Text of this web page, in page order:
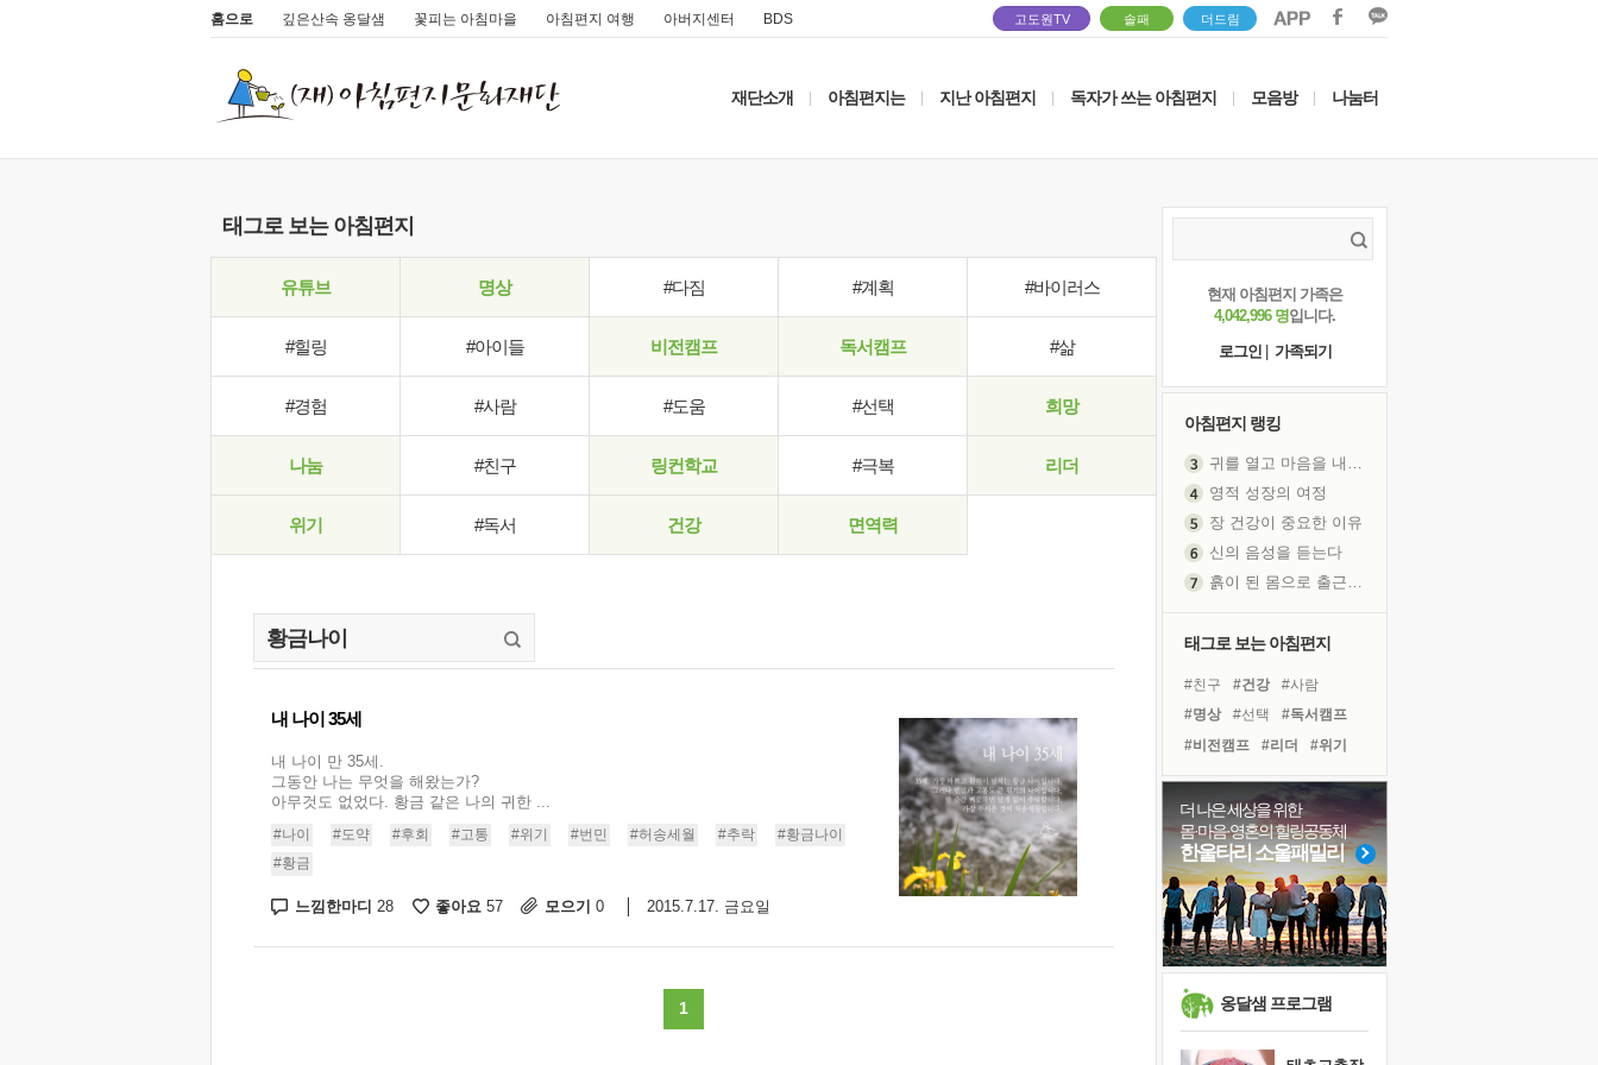
홈으로 깊은산속 옹달샘 꽃피는 아침마을 아침편지 여행 아버지센터 BDS 고도원TV 솔패 더드림
재단소개 아침편지는 지난 아침편지 독자가 쓰는 아침편지 모음방 나눔터
태그로 보는 아침편지
유튜브 명상 #다짐 #계획 #바이러스
#힐링 #아이들 비전캠프 독서캠프 #삶
#경험 #사람 #도움 #선택 희망
나눔 #친구 링컨학교 #극복 리더
위기 #독서 건강 면역력
내 나이 35세
내 나이 만 35세.
그동안 나는 무엇을 해왔는가?
아무것도 없었다. 황금 같은 나의 귀한 ...
#나이 #도약 #후회 #고통 #위기 #번민 #허송세월 #추락
#황금나이
#황금
느낌한마디 28 좋아요 57 모으기 0 2015.7.17. 금요일
1
현재 아침편지 가족은
4,042,996 명입니다.
로그인
가족되기
아침편지 랭킹
귀를 열고 마음을 내어주고
영적 성장의 여정
장 건강이 중요한 이유
신의 음성을 듣는다
흙이 된 몸으로 출근하는 여자
졸업식 사진을 보며
아픈 아버지를 위한 공간 설계
극심한 변비, 어깨결림, 수면 장애
보고 싶은 어머니
유년 시절의 부산 영도 바다
못된 꼰대들
거울 속의 나
희망이란
'모른다'는 것
태그로 보는 아침편지
#친구 #건강
#사람
#명상
#선택
#독서캠프
#비전캠프
#리더
#위기
#나눔
#희망
#극복
#계획
#유튜브
#삶
#다짐
#링컨학교
#아이들
#독서
#면역력
#경험
더 나은 세상을 위한
몸·마음·영혼의 힐링공동체
한울타리 소울패밀리
옹달샘 프로그램